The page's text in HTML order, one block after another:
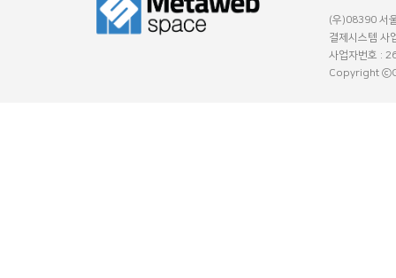
(우)08390 서
결제시스템 사
사업자번호 :
Copyright